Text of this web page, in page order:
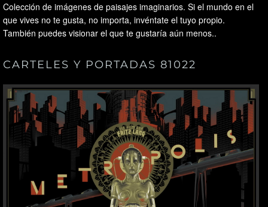
Colección de imágenes de paisajes imaginarios. Si el mundo en el
que vives no te gusta, no importa, invéntate el tuyo propio.
También puedes visionar el que te gustaría aún menos..
CARTELES Y PORTADAS 81022